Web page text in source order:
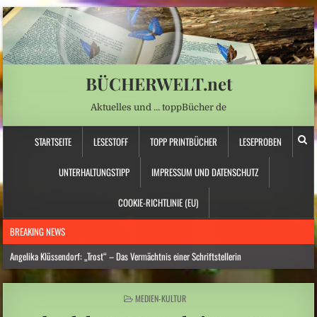
BÜCHERWELT.net
Aktuelles und … toppBücher de
STARTSEITE LESESTOFF TOPP PRINTBÜCHER LESEPROBEN
UNTERHALTUNGSTIPP IMPRESSUM UND DATENSCHUTZ
COOKIE-RICHTLINIE (EU)
BREAKING NEWS
Angelika Klüssendorf: „Trost“ – Das Vermächtnis einer Schriftstellerin
Hitzewelle: Städte- und Gemeindebund fordert „nationalen Kraftakt für
POSTED
MEDIEN-KULTUR